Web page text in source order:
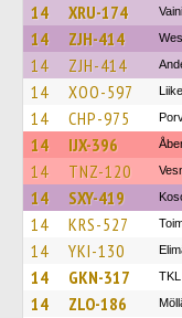
14 XRU-174
14 ZJH-414
14 ZJH-414
14 XOO-597
14 CHP-975
14 IJX-396
14 TNZ-120
14 SXY-419
14 KRS-527
14 YKI-130
14 GKN-317 TKL
14 ZLO-186